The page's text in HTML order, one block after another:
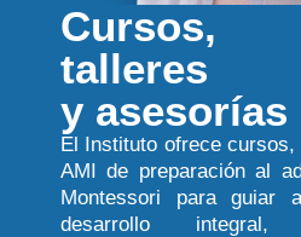
Cursos,
talleres
y asesorías
El Instituto ofrece
AMI de preparación al
Montessori para
desarrollo